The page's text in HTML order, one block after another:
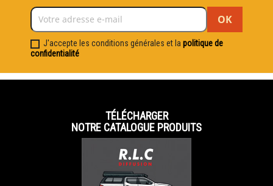
J'accepte les conditions générales et la politique de
confidentialité
TÉLÉCHARGER
NOTRE CATALOGUE PRODUITS